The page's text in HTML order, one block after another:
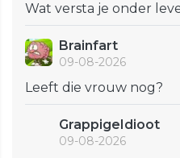
Wat versta je onder
Brainfart
09-08-2026
Leeft die vrouw nog?
GrappigeIdioot
09-08-2026